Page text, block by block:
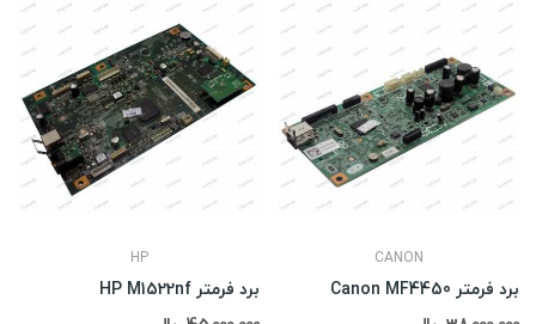
HP
برد فرمتر HP M1522nf
CANON
برد فرمتر Canon MF4450